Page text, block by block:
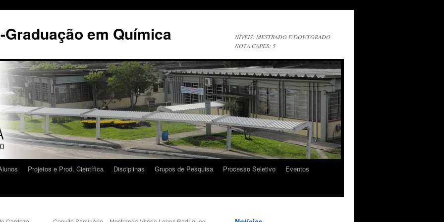
em Química
NÍVEIS: MESTRADO E DOUTORADO
NOTA CAPES: 5
Projetos e Prod. Científica Disciplinas Grupos de Pesquisa Processo Seletivo
Eventos